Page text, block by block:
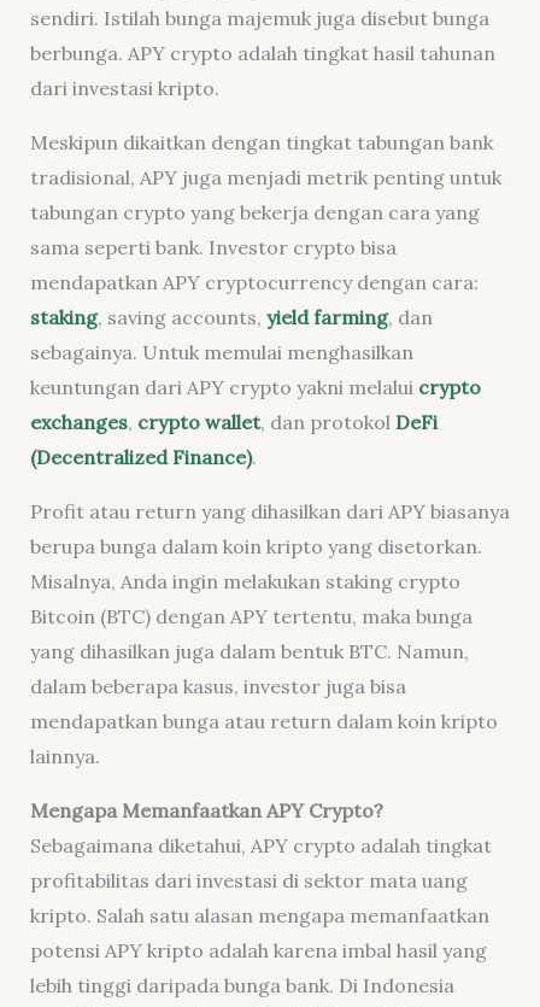
sendiri. Istilah bunga majemuk juga disebut bunga
berbunga. APY crypto adalah tingkat hasil tahunan
dari investasi kripto.
Meskipun dikaitkan dengan tingkat tabungan bank
tradisional, APY juga menjadi metrik penting untuk
tabungan crypto yang bekerja dengan cara yang
sama seperti bank. Investor crypto bisa
mendapatkan APY cryptocurrency dengan cara:
staking, saving accounts, yield farming, dan
sebagainya. Untuk memulai menghasilkan
keuntungan dari APY crypto yakni melalui crypto
exchanges, crypto wallet, dan protokol DeFi
(Decentralized Finance).
Profit atau return yang dihasilkan dari APY biasanya
berupa bunga dalam koin kripto yang disetorkan.
Misalnya, Anda ingin melakukan staking crypto
Bitcoin (BTC) dengan APY tertentu, maka bunga
yang dihasilkan juga dalam bentuk BTC. Namun,
dalam beberapa kasus, investor juga bisa
mendapatkan bunga atau return dalam koin kripto
lainnya.
Mengapa Memanfaatkan APY Crypto?
Sebagaimana diketahui, APY crypto adalah tingkat
profitabilitas dari investasi di sektor mata uang
kripto. Salah satu alasan mengapa memanfaatkan
potensi APY kripto adalah karena imbal hasil yang
lebih tinggi daripada bunga bank. Di Indonesia